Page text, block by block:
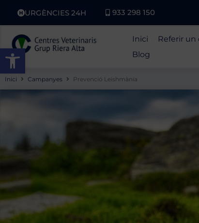
Obre la barra d'eines
URGÈNCIES 24H 933 298 150
Inici Referir un
Blog
Inici Campanyes Prevenció Leishmània